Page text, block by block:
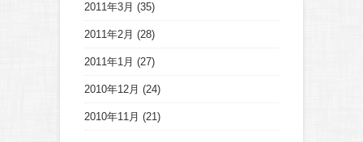
2011年3月 (35)
2011年2月 (28)
2011年1月 (27)
2010年12月 (24)
2010年11月 (21)